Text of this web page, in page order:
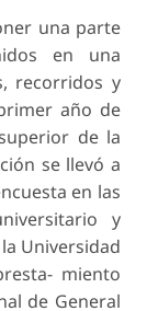
una parte
en una
recorridos y
año de
de la
se llevó a
en las
y
Universidad
miento
de General